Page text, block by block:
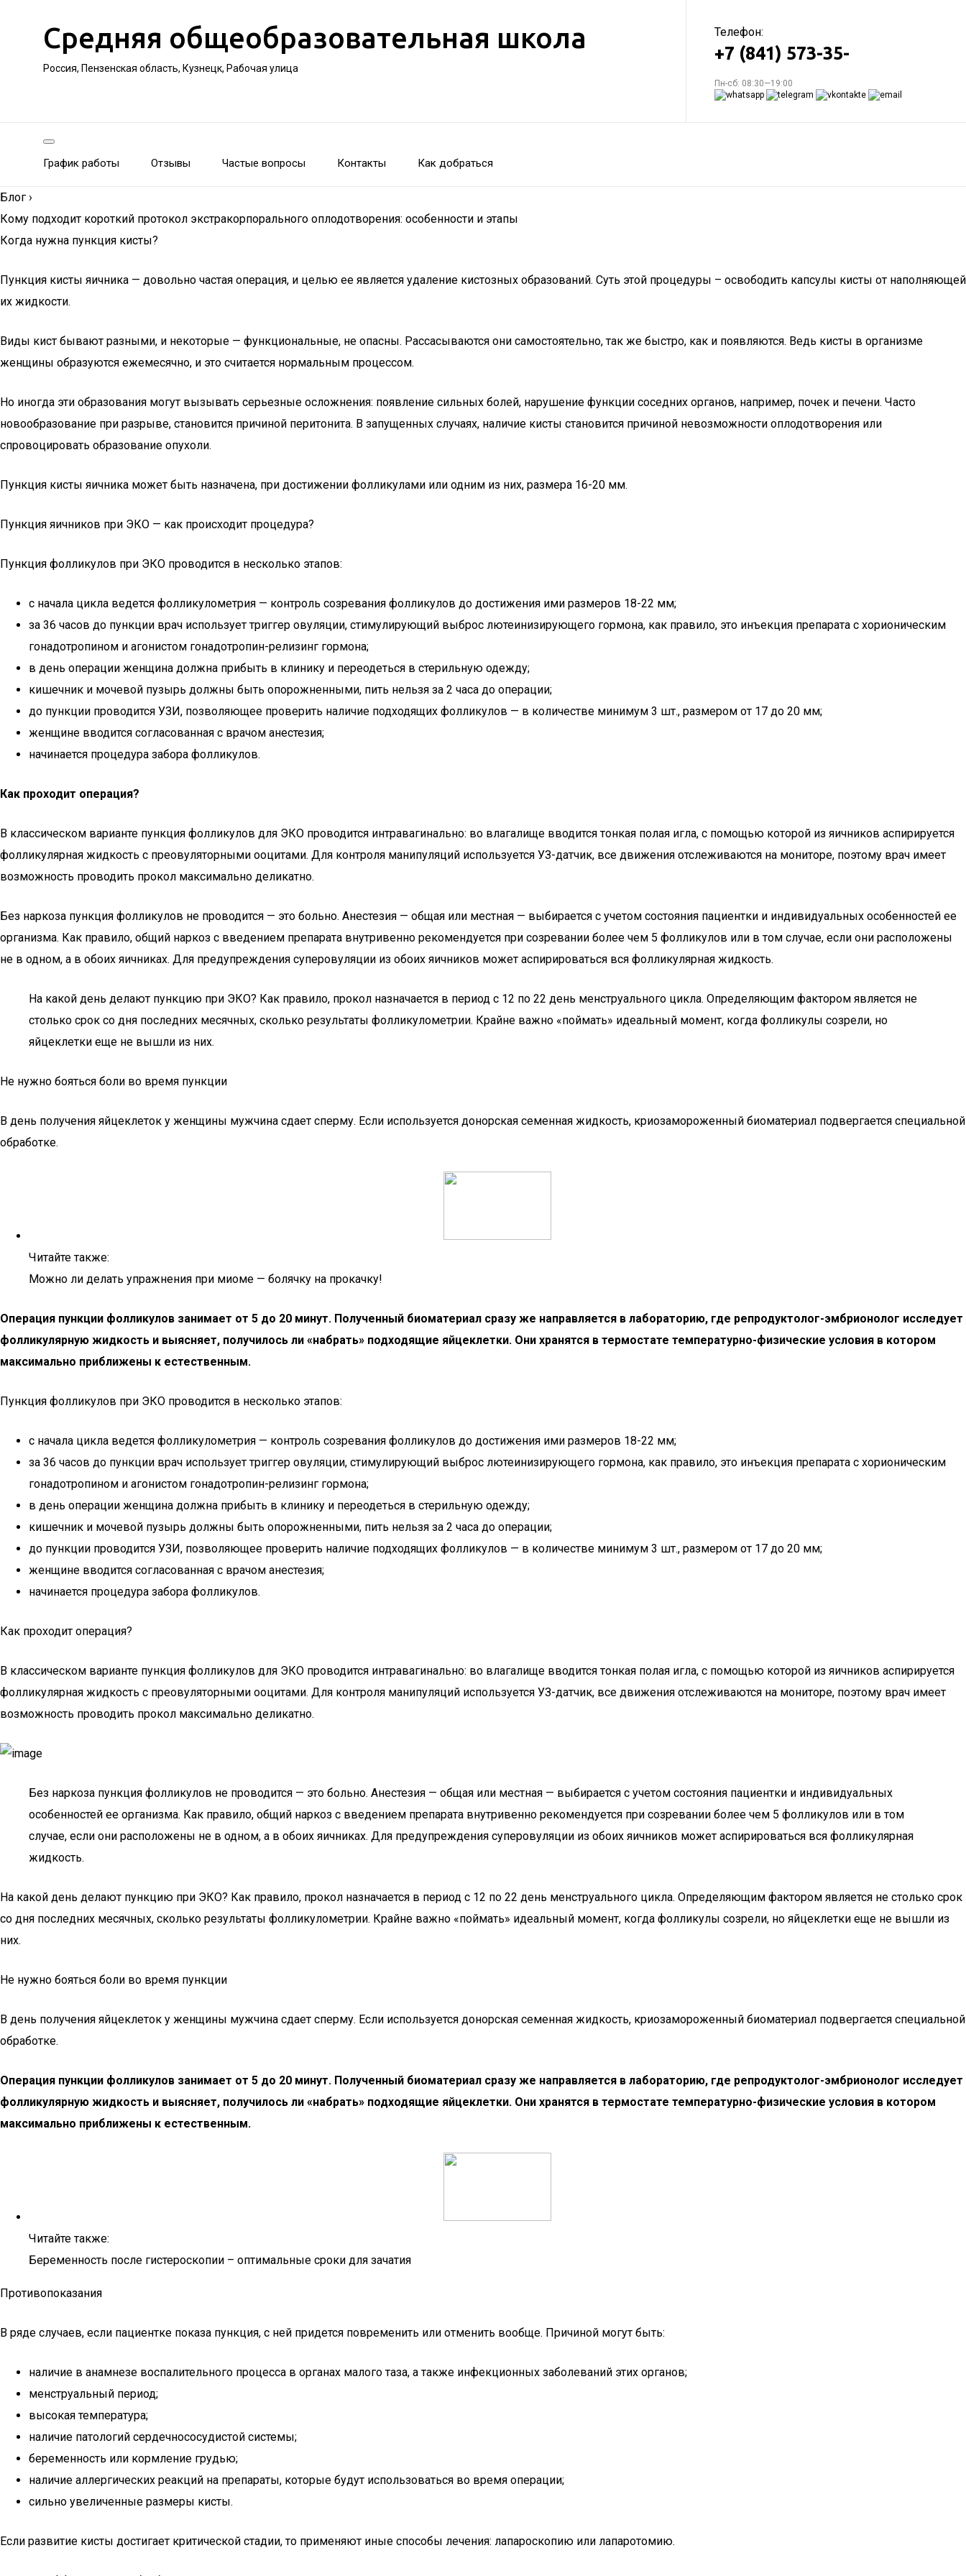
Средняя общеобразовательная школа
Россия, Пензенская область, Кузнецк, Рабочая улица
Телефон:
+7 (841) 573-35-
Пн-сб: 08:30—19:00
График работы Отзывы Частые вопросы Контакты Как добраться
Блог ›
Кому подходит короткий протокол экстракорпорального оплодотворения: особенности и этапы
Когда нужна пункция кисты?
Пункция кисты яичника — довольно частая операция, и целью ее является удаление кистозных образований. Суть этой процедуры – освободить капсулы кисты от наполняющей
их жидкости.
Виды кист бывают разными, и некоторые — функциональные, не опасны. Рассасываются они самостоятельно, так же быстро, как и появляются. Ведь кисты в организме
женщины образуются ежемесячно, и это считается нормальным процессом.
Но иногда эти образования могут вызывать серьезные осложнения: появление сильных болей, нарушение функции соседних органов, например, почек и печени. Часто
новообразование при разрыве, становится причиной перитонита. В запущенных случаях, наличие кисты становится причиной невозможности оплодотворения или
спровоцировать образование опухоли.
Пункция кисты яичника может быть назначена, при достижении фолликулами или одним из них, размера 16-20 мм.
Пункция яичников при ЭКО — как происходит процедура?
Пункция фолликулов при ЭКО проводится в несколько этапов:
с начала цикла ведется фолликулометрия — контроль созревания фолликулов до достижения ими размеров 18-22 мм;
за 36 часов до пункции врач использует триггер овуляции, стимулирующий выброс лютеинизирующего гормона, как правило, это инъекция препарата с хорионическим
гонадотропином и агонистом гонадотропин-релизинг гормона;
в день операции женщина должна прибыть в клинику и переодеться в стерильную одежду;
кишечник и мочевой пузырь должны быть опорожненными, пить нельзя за 2 часа до операции;
до пункции проводится УЗИ, позволяющее проверить наличие подходящих фолликулов — в количестве минимум 3 шт., размером от 17 до 20 мм;
женщине вводится согласованная с врачом анестезия;
начинается процедура забора фолликулов.
Как проходит операция?
В классическом варианте пункция фолликулов для ЭКО проводится интравагинально: во влагалище вводится тонкая полая игла, с помощью которой из яичников аспирируется
фолликулярная жидкость с преовуляторными ооцитами. Для контроля манипуляций используется УЗ-датчик, все движения отслеживаются на мониторе, поэтому врач имеет
возможность проводить прокол максимально деликатно.
Без наркоза пункция фолликулов не проводится — это больно. Анестезия — общая или местная — выбирается с учетом состояния пациентки и индивидуальных особенностей ее
организма. Как правило, общий наркоз с введением препарата внутривенно рекомендуется при созревании более чем 5 фолликулов или в том случае, если они расположены
не в одном, а в обоих яичниках. Для предупреждения суперовуляции из обоих яичников может аспирироваться вся фолликулярная жидкость.
На какой день делают пункцию при ЭКО? Как правило, прокол назначается в период с 12 по 22 день менструального цикла. Определяющим фактором является не
столько срок со дня последних месячных, сколько результаты фолликулометрии. Крайне важно «поймать» идеальный момент, когда фолликулы созрели, но
яйцеклетки еще не вышли из них.
Не нужно бояться боли во время пункции
В день получения яйцеклеток у женщины мужчина сдает сперму. Если используется донорская семенная жидкость, криозамороженный биоматериал подвергается специальной
обработке.
Читайте также:
Можно ли делать упражнения при миоме — болячку на прокачку!
Операция пункции фолликулов занимает от 5 до 20 минут. Полученный биоматериал сразу же направляется в лабораторию, где репродуктолог-эмбрионолог исследует
фолликулярную жидкость и выясняет, получилось ли «набрать» подходящие яйцеклетки. Они хранятся в термостате температурно-физические условия в котором
максимально приближены к естественным.
Пункция фолликулов при ЭКО проводится в несколько этапов:
с начала цикла ведется фолликулометрия — контроль созревания фолликулов до достижения ими размеров 18-22 мм;
за 36 часов до пункции врач использует триггер овуляции, стимулирующий выброс лютеинизирующего гормона, как правило, это инъекция препарата с хорионическим
гонадотропином и агонистом гонадотропин-релизинг гормона;
в день операции женщина должна прибыть в клинику и переодеться в стерильную одежду;
кишечник и мочевой пузырь должны быть опорожненными, пить нельзя за 2 часа до операции;
до пункции проводится УЗИ, позволяющее проверить наличие подходящих фолликулов — в количестве минимум 3 шт., размером от 17 до 20 мм;
женщине вводится согласованная с врачом анестезия;
начинается процедура забора фолликулов.
Как проходит операция?
В классическом варианте пункция фолликулов для ЭКО проводится интравагинально: во влагалище вводится тонкая полая игла, с помощью которой из яичников аспирируется
фолликулярная жидкость с преовуляторными ооцитами. Для контроля манипуляций используется УЗ-датчик, все движения отслеживаются на мониторе, поэтому врач имеет
возможность проводить прокол максимально деликатно.
Без наркоза пункция фолликулов не проводится — это больно. Анестезия — общая или местная — выбирается с учетом состояния пациентки и индивидуальных
особенностей ее организма. Как правило, общий наркоз с введением препарата внутривенно рекомендуется при созревании более чем 5 фолликулов или в том
случае, если они расположены не в одном, а в обоих яичниках. Для предупреждения суперовуляции из обоих яичников может аспирироваться вся фолликулярная
жидкость.
На какой день делают пункцию при ЭКО? Как правило, прокол назначается в период с 12 по 22 день менструального цикла. Определяющим фактором является не столько срок
со дня последних месячных, сколько результаты фолликулометрии. Крайне важно «поймать» идеальный момент, когда фолликулы созрели, но яйцеклетки еще не вышли из
них.
Не нужно бояться боли во время пункции
В день получения яйцеклеток у женщины мужчина сдает сперму. Если используется донорская семенная жидкость, криозамороженный биоматериал подвергается специальной
обработке.
Операция пункции фолликулов занимает от 5 до 20 минут. Полученный биоматериал сразу же направляется в лабораторию, где репродуктолог-эмбрионолог исследует
фолликулярную жидкость и выясняет, получилось ли «набрать» подходящие яйцеклетки. Они хранятся в термостате температурно-физические условия в котором
максимально приближены к естественным.
Читайте также:
Беременность после гистероскопии – оптимальные сроки для зачатия
Противопоказания
В ряде случаев, если пациентке показа пункция, с ней придется повременить или отменить вообще. Причиной могут быть:
наличие в анамнезе воспалительного процесса в органах малого таза, а также инфекционных заболеваний этих органов;
менструальный период;
высокая температура;
наличие патологий сердечнососудистой системы;
беременность или кормление грудью;
наличие аллергических реакций на препараты, которые будут использоваться во время операции;
сильно увеличенные размеры кисты.
Если развитие кисты достигает критической стадии, то применяют иные способы лечения: лапароскопию или лапаротомию.